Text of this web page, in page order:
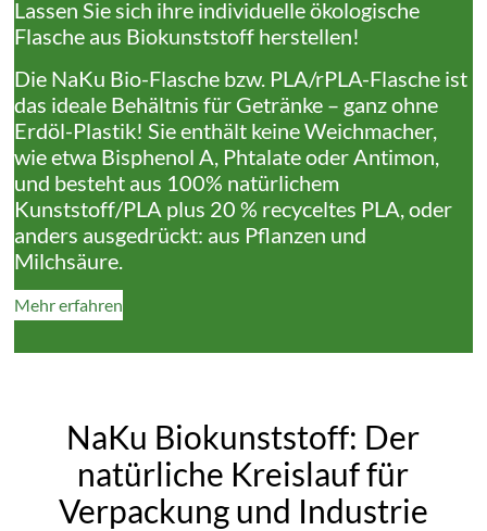
Lassen Sie sich ihre individuelle ökologische
Flasche aus Biokunststoff herstellen!
Die NaKu Bio-Flasche bzw. PLA/rPLA-Flasche ist
das ideale Behältnis für Getränke – ganz ohne
Erdöl-Plastik! Sie enthält keine Weichmacher,
wie etwa Bisphenol A, Phtalate oder Antimon,
und besteht aus 100% natürlichem
Kunststoff/PLA plus 20 % recyceltes PLA, oder
anders ausgedrückt: aus Pflanzen und
Milchsäure.
Mehr erfahren
NaKu Biokunststoff: Der
natürliche Kreislauf für
Verpackung und Industrie